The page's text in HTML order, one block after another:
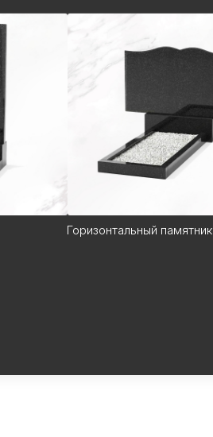
Горизонтальный памятник